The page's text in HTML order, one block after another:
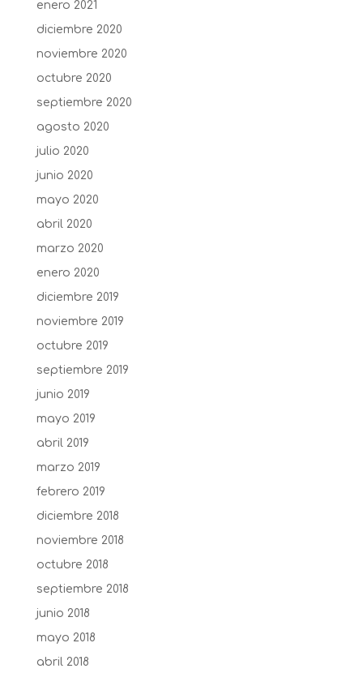
enero 2021
diciembre 2020
noviembre 2020
octubre 2020
septiembre 2020
agosto 2020
julio 2020
junio 2020
mayo 2020
abril 2020
marzo 2020
enero 2020
diciembre 2019
noviembre 2019
octubre 2019
septiembre 2019
junio 2019
mayo 2019
abril 2019
marzo 2019
febrero 2019
diciembre 2018
noviembre 2018
octubre 2018
septiembre 2018
junio 2018
mayo 2018
abril 2018